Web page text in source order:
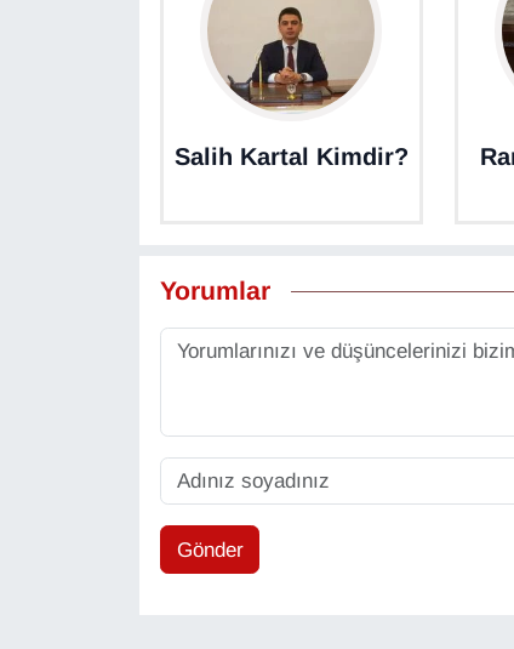
Salih Kartal Kimdir?
Yorumlar
Gönder